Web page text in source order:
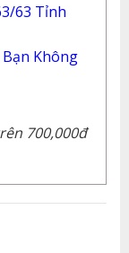
63 Tỉnh
Không
700,000đ